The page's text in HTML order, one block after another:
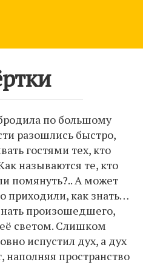
по большому
разошлись быстро,
гостями тех, кто
называются те, кто
помянуть?.. А может
приходили, как знать…
произошедшего,
светом. Слишком
испустил дух, а дух
наполняя пространство